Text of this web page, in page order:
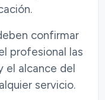
confirmar
profesional las
el alcance del
servicio.